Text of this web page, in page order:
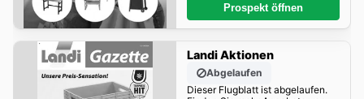
Prospekt öffnen
Landi Aktionen
Abgelaufen
Dieser Flugblatt ist abgelaufen.